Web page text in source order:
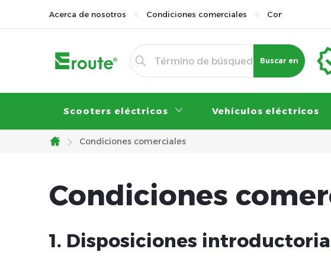
Acerca de nosotros Condiciones comerciales Condiciones
Buscar en
Scooters eléctricos Vehículos eléctricos
Inicio
Condiciones comerciales
Condiciones
1. Disposiciones